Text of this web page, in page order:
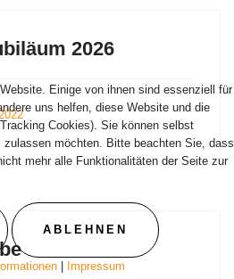
2026
Einige von ihnen sind essenziell für
uns helfen, diese Website und die
Cookies). Sie können selbst
möchten. Bitte beachten Sie, dass
mehr alle Funktionalitäten der Seite zur
ABLEHNEN
| Impressum